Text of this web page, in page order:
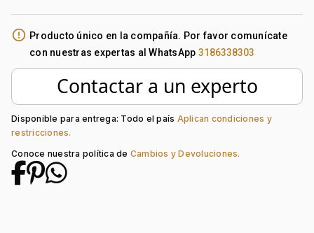
Género: Mujer
Tono Metal:
Metal: Oro 18 Kilates
Forma: Franjas
Tipo de terminado: Liso
Colección: Ninguno
Tipo de Broche: Mariposa
Peso piedra central: 0.6 Ct
Piedra central:
Piedra decoración: Diamante
error_outline Producto único en la compañía. Por favor comunícate
con nuestras expertas al WhatsApp 3186338303
Contactar a un experto
Disponible para entrega: Todo el país Aplican condiciones y
restricciones.
Conoce nuestra política de Cambios y Devoluciones.